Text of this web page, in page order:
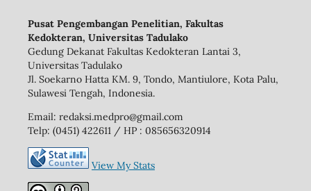
Pusat Pengembangan Penelitian, Fakultas
Kedokteran, Universitas Tadulako
Gedung Dekanat Fakultas Kedokteran Lantai 3,
Universitas Tadulako
Jl. Soekarno Hatta KM. 9, Tondo, Mantiulore, Kota Palu,
Sulawesi Tengah, Indonesia.
Email: redaksi.medpro@gmail.com
Telp: (0451) 422611 / HP : 085656320914
View My Stats